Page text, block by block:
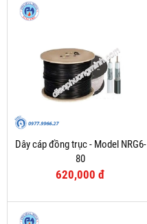
Dây cáp đồng trục - Model NRG6-
80
620,000 đ